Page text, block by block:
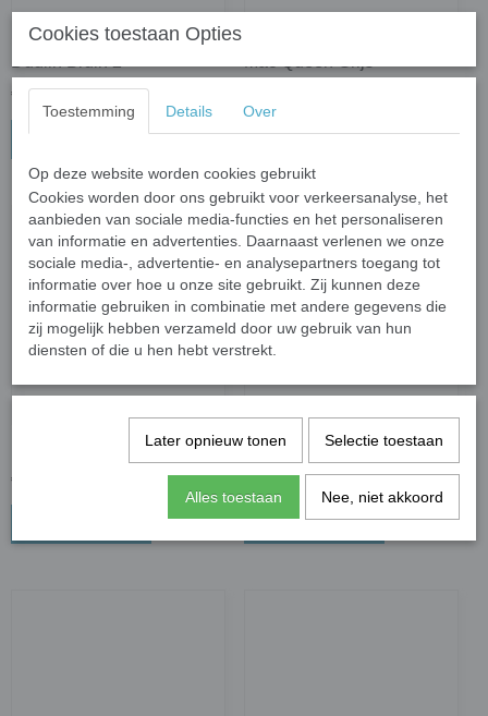
€ 24,95
In winkelwagen In winkelwagen
€ 19,95
Mac Queen Bruin
€ 19,95
In winkelwagen
Cookies toestaan Opties
Toestemming Details Over
Op deze website worden cookies gebruikt
Cookies worden door ons gebruikt voor verkeersanalyse, het
aanbieden van sociale media-functies en het personaliseren
van informatie en advertenties. Daarnaast verlenen we onze
sociale media-, advertentie- en analysepartners toegang tot
informatie over hoe u onze site gebruikt. Zij kunnen deze
informatie gebruiken in combinatie met andere gegevens die
zij mogelijk hebben verzameld door uw gebruik van hun
diensten of die u hen hebt verstrekt.
Later opnieuw tonen Selectie toestaan
Alles toestaan Nee, niet akkoord